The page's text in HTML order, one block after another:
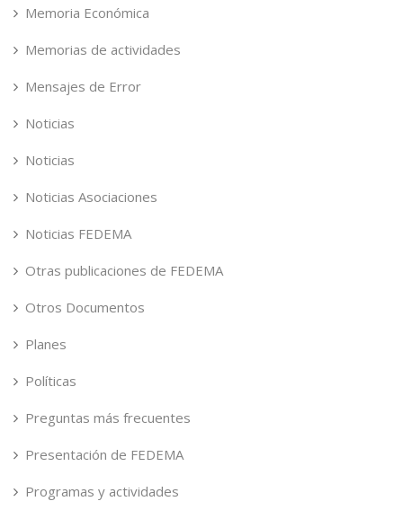
Memoria Económica
Memorias de actividades
Mensajes de Error
Noticias
Noticias
Noticias Asociaciones
Noticias FEDEMA
Otras publicaciones de FEDEMA
Otros Documentos
Planes
Políticas
Preguntas más frecuentes
Presentación de FEDEMA
Programas y actividades